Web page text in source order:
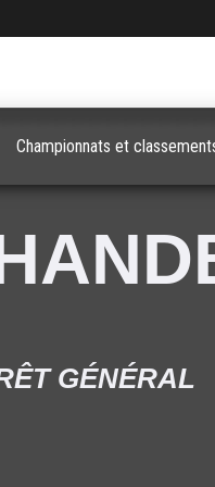
GÉNÉRAL
Championnats et